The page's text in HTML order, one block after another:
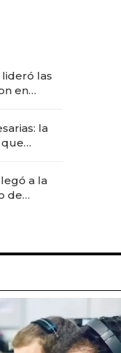
las
en
la
que
a la
de